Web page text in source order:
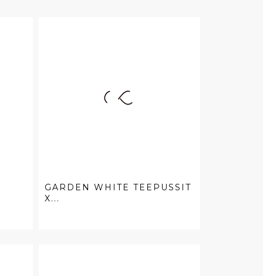
GARDEN WHITE TEEPUSSIT
X...